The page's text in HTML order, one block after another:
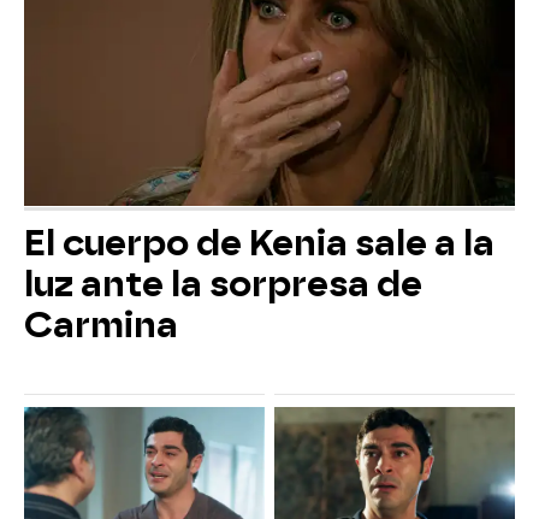
El cuerpo de Kenia sale a la
luz ante la sorpresa de
Carmina